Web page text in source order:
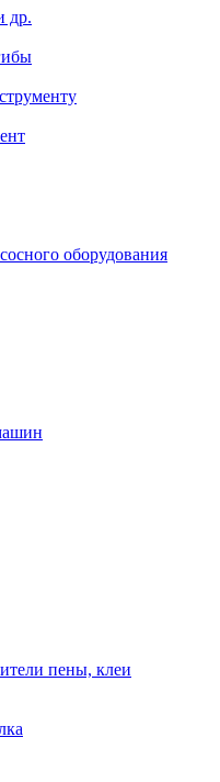
др.
оборудования
пены, клеи